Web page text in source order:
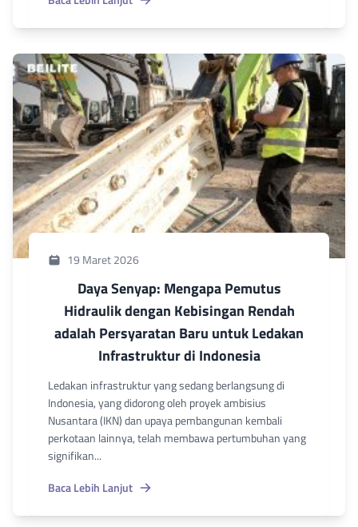
19 Maret 2026
Daya Senyap: Mengapa Pemutus
Hidraulik dengan Kebisingan Rendah
adalah Persyaratan Baru untuk Ledakan
Infrastruktur di Indonesia
Ledakan infrastruktur yang sedang berlangsung di
Indonesia, yang didorong oleh proyek ambisius
Nusantara (IKN) dan upaya pembangunan kembali
perkotaan lainnya, telah membawa pertumbuhan yang
signifikan...
Baca Lebih Lanjut